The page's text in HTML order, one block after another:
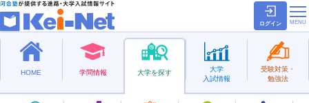
ログイン
HOME 学問情報 大学を探す
大学
入試情報
受験対策・
勉強法